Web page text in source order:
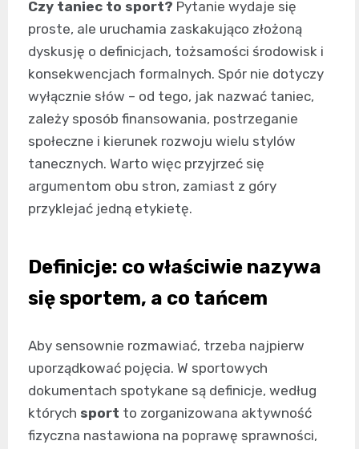
Czy taniec to sport? Pytanie wydaje się
proste, ale uruchamia zaskakująco złożoną
dyskusję o definicjach, tożsamości środowisk i
konsekwencjach formalnych. Spór nie dotyczy
wyłącznie słów – od tego, jak nazwać taniec,
zależy sposób finansowania, postrzeganie
społeczne i kierunek rozwoju wielu stylów
tanecznych. Warto więc przyjrzeć się
argumentom obu stron, zamiast z góry
przyklejać jedną etykietę.
Definicje: co właściwie nazywa
się sportem, a co tańcem
Aby sensownie rozmawiać, trzeba najpierw
uporządkować pojęcia. W sportowych
dokumentach spotykane są definicje, według
których sport to zorganizowana aktywność
fizyczna nastawiona na poprawę sprawności,